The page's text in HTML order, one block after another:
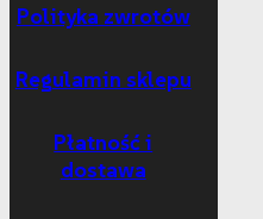
Polityka zwrotów
Regulamin sklepu
Płatność i
dostawa